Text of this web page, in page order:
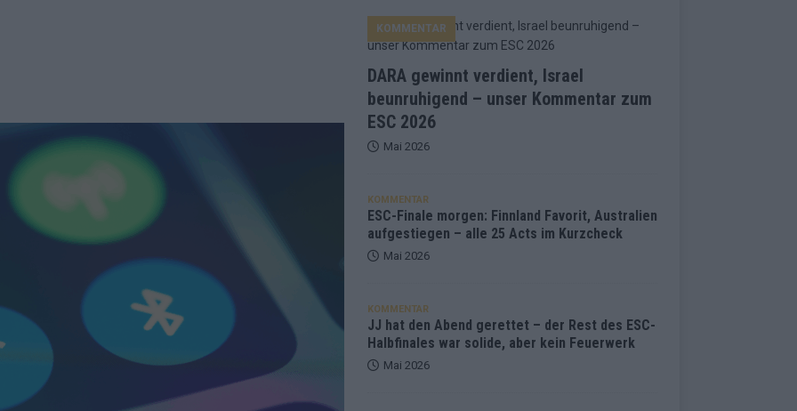
die Wettquoten – vier sicher, sechs zittern, einer chancenlos!
beunruhigend – unser Kommentar zum ESC 2026
DARA gewinnt verdient, Israel
beunruhigend – unser Kommentar zum
ESC 2026
KOMMENTAR
Mai 2026
KOMMENTAR
ESC-Finale morgen: Finnland Favorit, Australien
aufgestiegen – alle 25 Acts im Kurzcheck
Mai 2026
KOMMENTAR
JJ hat den Abend gerettet – der Rest des ESC-
Halbfinales war solide, aber kein Feuerwerk
Mai 2026